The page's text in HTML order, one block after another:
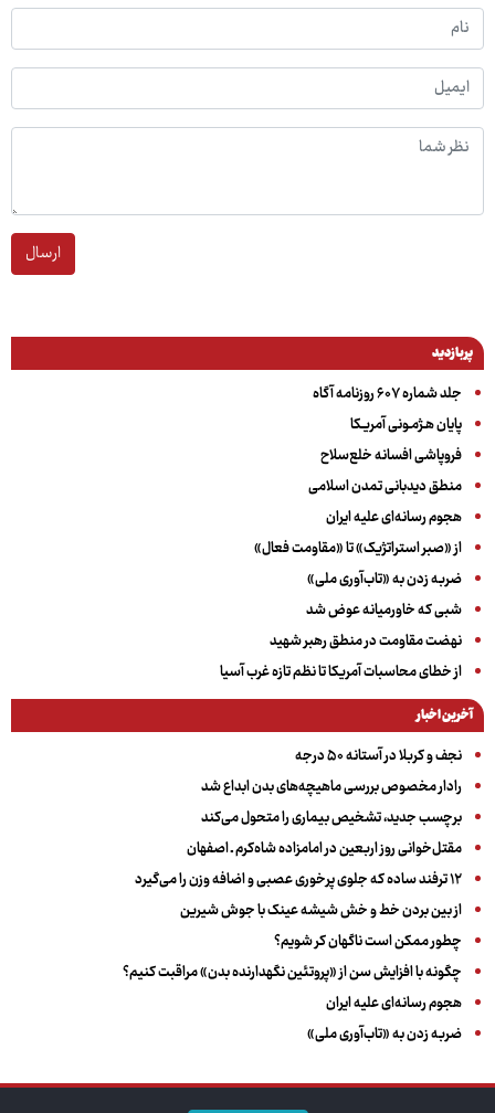
ارسال
پربازدید
جلد شماره ۶۰۷ روزنامه آگاه
پایان هـژمـونی آمریـکا
فروپاشی افسانه خلع‌سلاح
منطق دیدبانی تمدن اسلامی
هجوم رسانه‌ای علیه ایران
از «صبر استراتژیک» تا «مقاومت فعال»
ضربه زدن به «تاب‌آوری ملی»
شبی که خاورمیانه عوض شد
نهضت مقاومت در منطق رهبر شهید
از خطای محاسبات آمریکا تا نظم تازه غرب آسیا
آخرین اخبار
نجف و کربلا در آستانه ۵۰ درجه
رادار مخصوص بررسی ماهیچه‌های بدن ابداع شد
برچسب جدید، تشخیص بیماری را متحول می‌کند
مقتل‌خوانی روز اربعین در امامزاده شاه‌کرم ـ اصفهان
۱۲ ترفند ساده که جلوی پرخوری عصبی و اضافه ‌وزن را می‌گیرد
از بین بردن خط و خش شیشه عینک با جوش شیرین
چطور ممکن است ناگهان کر شویم؟
چگونه با افزایش سن از «پروتئین نگهدارنده بدن» مراقبت کنیم؟
هجوم رسانه‌ای علیه ایران
ضربه زدن به «تاب‌آوری ملی»